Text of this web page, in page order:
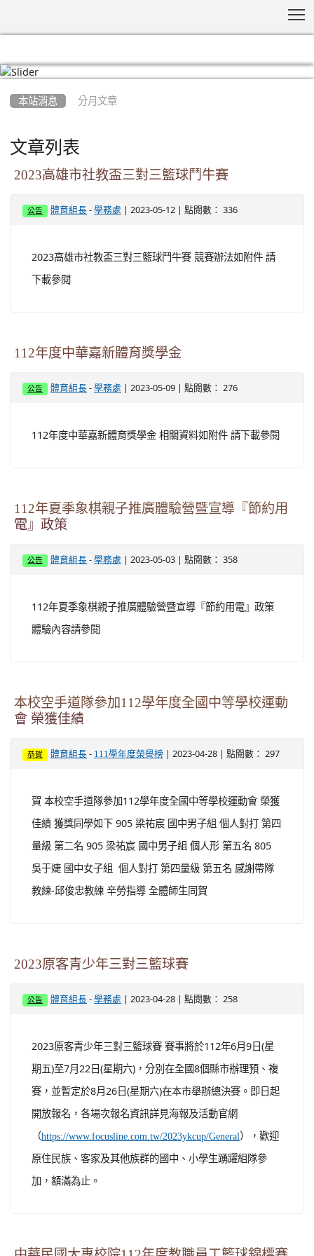
本站消息 分月文章
文章列表
2023高雄市社教盃三對三籃球鬥牛賽
公告 體育組長 -學務處 | 2023-05-12 | 點閱數： 336
2023高雄市社教盃三對三籃球鬥牛賽 競賽辦法如附件 請
下載參閱
112年度中華嘉新體育獎學金
公告 體育組長 -學務處 | 2023-05-09 | 點閱數： 276
112年度中華嘉新體育獎學金 相關資料如附件 請下載參閱
112年夏季象棋親子推廣體驗營暨宣導『節約用
電』政策
公告 體育組長 -學務處 | 2023-05-03 | 點閱數： 358
112年夏季象棋親子推廣體驗營暨宣導『節約用電』政策
體驗內容請參閱
本校空手道隊參加112學年度全國中等學校運動
會 榮獲佳績
恭賀 體育組長 - 111學年度榮譽榜 | 2023-04-28 | 點閱數： 297
賀 本校空手道隊參加112學年度全國中等學校運動會 榮獲
佳績 獲獎同學如下 905 梁祐宸 國中男子組 個人對打 第四
量級 第二名 905 梁祐宸 國中男子組 個人形 第五名 805
吳于婕 國中女子組 個人對打 第四量級 第五名 感謝帶隊
教練-邱俊忠教練 辛勞指導 全體師生同賀
2023原客青少年三對三籃球賽
公告 體育組長 -學務處 | 2023-04-28 | 點閱數： 258
2023原客青少年三對三籃球賽 賽事將於112年6月9日(星
期五)至7月22日(星期六)，分別在全國8個縣市辦理預、複
賽，並暫定於8月26日(星期六)在本市舉辦總決賽。即日起
開放報名，各場次報名資訊詳見海報及活動官網
（https://www.focusline.com.tw/2023ykcup/General ），歡迎
原住民族、客家及其他族群的國中、小學生踴躍組隊參
加，額滿為止。